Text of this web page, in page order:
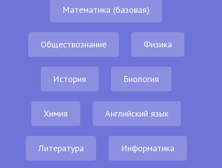
Математика (базовая)
Обществознание Физика
История Биология
Химия Английский язык
Литература Информатика